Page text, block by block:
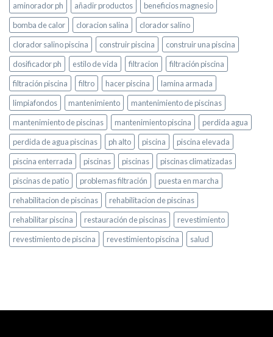
aminorador ph
añadir productos
beneficios magnesio
bomba de calor
cloracion salina
clorador salino
clorador salino piscina
construir piscina
construir una piscina
dosificador ph
estilo de vida filtracion
filtración piscina
filtración piscina
filtro hacer piscina
lamina armada
limpiafondos
mantenimiento
mantenimiento de piscinas
mantenimiento de piscinas
mantenimiento piscina
perdida agua
perdida de agua piscinas
ph alto piscina
piscina elevada
piscina enterrada
piscinas piscinas
piscinas climatizadas
piscinas de patio
problemas filtración
puesta en marcha
rehabilitacion de piscinas
rehabilitacion de piscinas
rehabilitar piscina
restauración de piscinas
revestimiento
revestimiento de piscina
revestimiento piscina salud